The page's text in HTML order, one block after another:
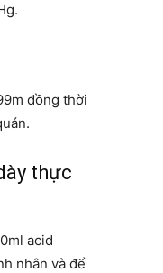
đồng thời
thực
acid
nhân và để